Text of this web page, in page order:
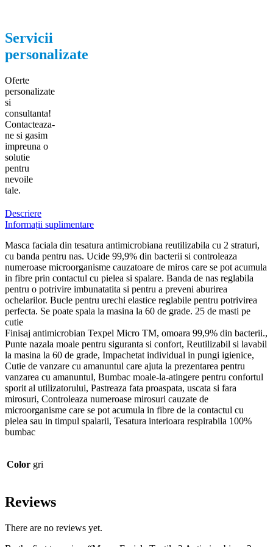
Servicii
personalizate
Oferte
personalizate
si
consultanta!
Contacteaza-
ne si gasim
impreuna o
solutie
pentru
nevoile
tale.
Descriere
Informații suplimentare
Masca faciala din tesatura antimicrobiana reutilizabila cu 2 straturi,
cu banda pentru nas. Ucide 99,9% din bacterii si controleaza
numeroase microorganisme cauzatoare de miros care se pot acumula
in fibre prin contactul cu pielea si spalare. Banda de nas reglabila
pentru o potrivire imbunatatita si pentru a preveni aburirea
ochelarilor. Bucle pentru urechi elastice reglabile pentru potrivirea
perfecta. Se poate spala la masina la 60 de grade. 25 de masti pe
cutie
Finisaj antimicrobian Texpel Micro TM, omoara 99,9% din bacterii.,
Punte nazala moale pentru siguranta si confort, Reutilizabil si lavabil
la masina la 60 de grade, Impachetat individual in pungi igienice,
Cutie de vanzare cu amanuntul care ajuta la prezentarea pentru
vanzarea cu amanuntul, Bumbac moale-la-atingere pentru confortul
sporit al utilizatorului, Pastreaza fata proaspata, uscata si fara
mirosuri, Controleaza numeroase mirosuri cauzate de
microorganisme care se pot acumula in fibre de la contactul cu
pielea sau in timpul spalarii, Tesatura interioara respirabila 100%
bumbac
Color gri
Reviews
There are no reviews yet.